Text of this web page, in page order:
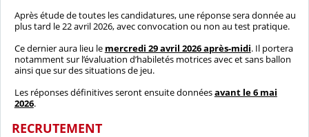
Après étude de toutes les candidatures, une réponse sera donnée au
plus tard le 22 avril 2026, avec convocation ou non au test pratique.
Ce dernier aura lieu le mercredi 29 avril 2026 après-midi. Il portera
notamment sur l’évaluation d’habiletés motrices avec et sans ballon
ainsi que sur des situations de jeu.
Les réponses définitives seront ensuite donnéesavant le 6 mai
2026.
RECRUTEMENT